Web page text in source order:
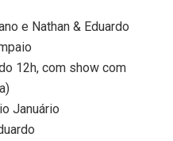
e Nathan & Eduardo
12h, com show com
Januário